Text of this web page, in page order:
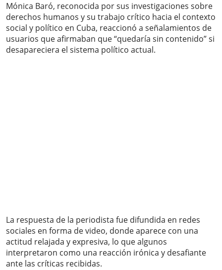
Mónica Baró, reconocida por sus investigaciones sobre
derechos humanos y su trabajo crítico hacia el contexto
social y político en Cuba, reaccionó a señalamientos de
usuarios que afirmaban que “quedaría sin contenido” si
desapareciera el sistema político actual.
La respuesta de la periodista fue difundida en redes
sociales en forma de video, donde aparece con una
actitud relajada y expresiva, lo que algunos
interpretaron como una reacción irónica y desafiante
ante las críticas recibidas.